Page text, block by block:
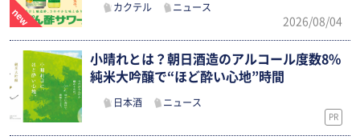
カクテル ニュース
2026/08/04
小晴れとは？朝日酒造のアルコール度数8%
純米大吟醸で“ほど酔い心地”時間
日本酒 ニュース
PR